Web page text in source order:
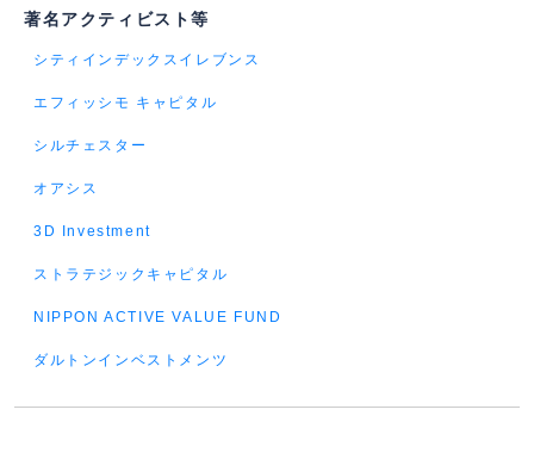
著名アクティビスト等
シティインデックスイレブンス
エフィッシモ キャピタル
シルチェスター
オアシス
3D Investment
ストラテジックキャピタル
NIPPON ACTIVE VALUE FUND
ダルトンインベストメンツ